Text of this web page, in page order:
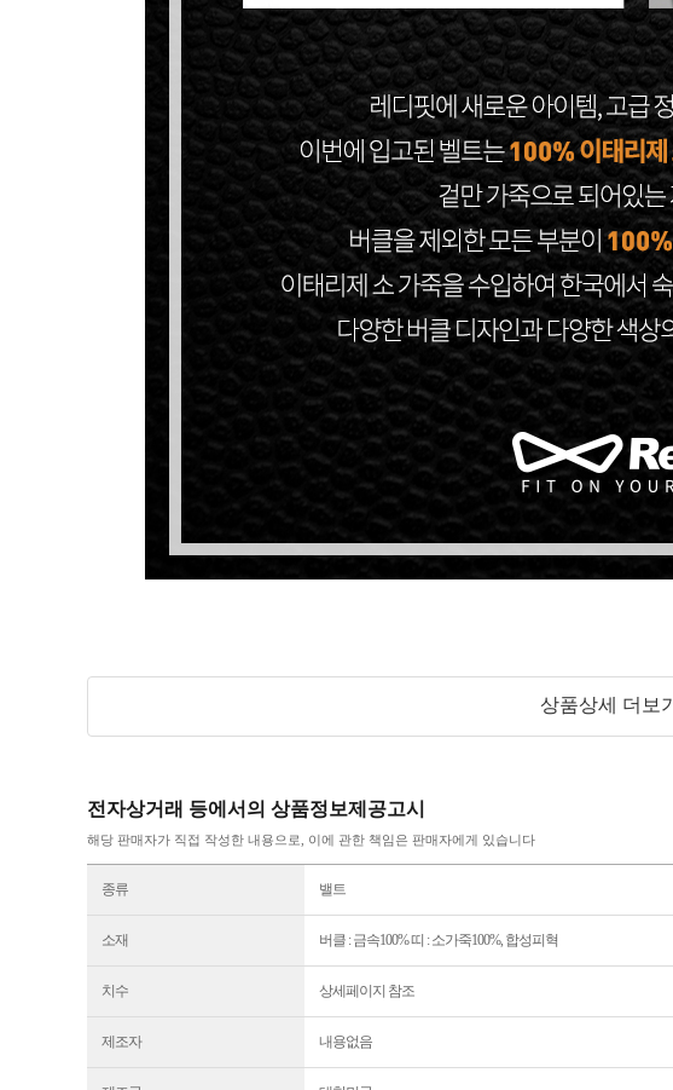
상품상세 더보기
전자상거래 등에서의 상품정보제공고시
해당 판매자가 직접 작성한 내용으로, 이에 관한 책임은 판매자에게 있습니다
종류 밸트
소재 버클 : 금속100% 띠 : 소가죽100%, 합성피혁
치수 상세페이지 참조
제조자 내용없음